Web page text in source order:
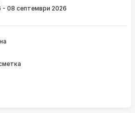
- 08 септември 2026
рок наведен погоре.
преку е-пошта за
нарачка, како и кога истата ќе
пристигнуваат во временскиот
в предвид дека меѓународните празници